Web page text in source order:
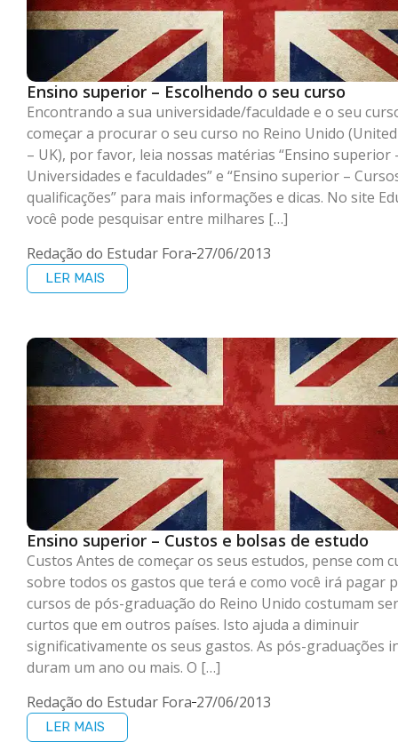
Ensino superior – Escolhendo o seu curso
Encontrando a sua universidade/faculdade e o seu
começar a procurar o seu curso no Reino Unido
– UK), por favor, leia nossas matérias “Ensino superior
Universidades e faculdades” e “Ensino superior –
qualificações” para mais informações e dicas. No site
você pode pesquisar entre milhares […]
Redação do Estudar Fora 27/06/2013
LER MAIS
Ensino superior – Custos e bolsas de estudo
Custos Antes de começar os seus estudos, pense com
sobre todos os gastos que terá e como você irá pagar
cursos de pós-graduação do Reino Unido costumam
curtos que em outros países. Isto ajuda a diminuir
significativamente os seus gastos. As pós-graduações
duram um ano ou mais. O […]
Redação do Estudar Fora 27/06/2013
LER MAIS